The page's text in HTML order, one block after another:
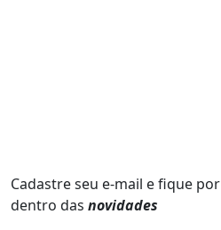
Cadastre seu e-mail e fique por
dentro das novidades